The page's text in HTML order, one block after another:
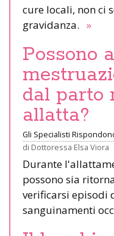
cure locali, non ci
gravidanza. »
Possono
dal parto
allatta?
Gli Specialisti
di Dottoressa Elsa Viora
Durante
possono sia
verificarsi episodi
sanguinamenti